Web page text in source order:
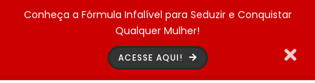
Conheça a Fórmula Infalível para Seduzir e Conquistar
Qualquer Mulher!
ACESSE AQUI!